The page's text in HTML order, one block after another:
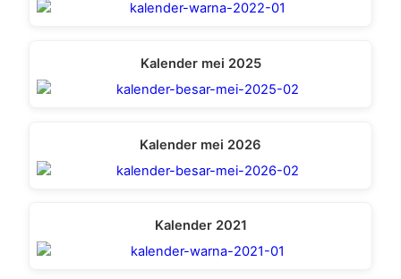
Kalender mei 2025
Kalender mei 2026
Kalender 2021